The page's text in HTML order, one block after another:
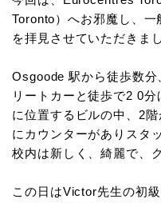
Toronto）へお邪魔し、
を拝見させていただきまし
Osgoode 駅から徒歩数
リートカーと徒歩で2 0
に位置するビルの中、2
にカウンターがありスタ
校内は新しく、綺麗で、
この日はVictor先生の初